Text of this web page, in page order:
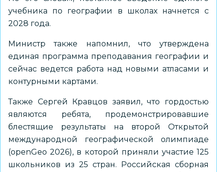
учебника по географии в школах начнется с
2028 года.
Министр также напомнил, что утверждена
единая программа преподавания географии и
сейчас ведется работа над новыми атласами и
контурными картами.
Также Сергей Кравцов заявил, что гордостью
являются ребята, продемонстрировавшие
блестящие результаты на второй Открытой
международной географической олимпиаде
(openGeo 2026), в которой приняли участие 125
школьников из 25 стран. Российская сборная